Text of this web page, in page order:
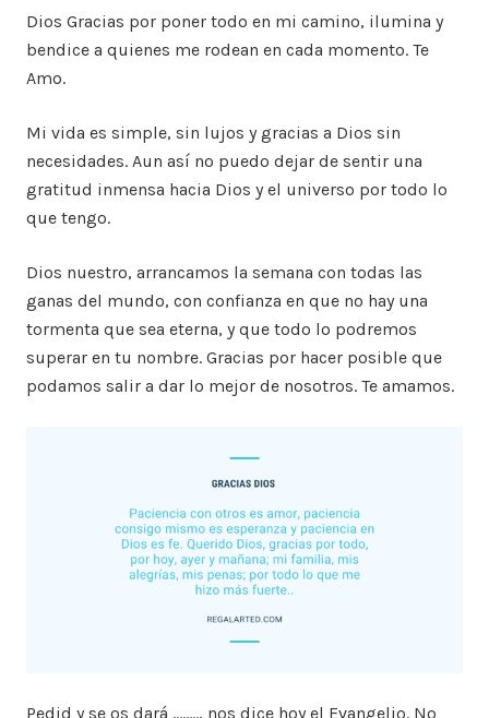
Dios Gracias por poner todo en mi camino, ilumina y
bendice a quienes me rodean en cada momento. Te
Amo.
Mi vida es simple, sin lujos y gracias a Dios sin
necesidades. Aun así no puedo dejar de sentir una
gratitud inmensa hacia Dios y el universo por todo lo
que tengo.
Dios nuestro, arrancamos la semana con todas las
ganas del mundo, con confianza en que no hay una
tormenta que sea eterna, y que todo lo podremos
superar en tu nombre. Gracias por hacer posible que
podamos salir a dar lo mejor de nosotros. Te amamos.
Pedid y se os dará …….., nos dice hoy el Evangelio. No